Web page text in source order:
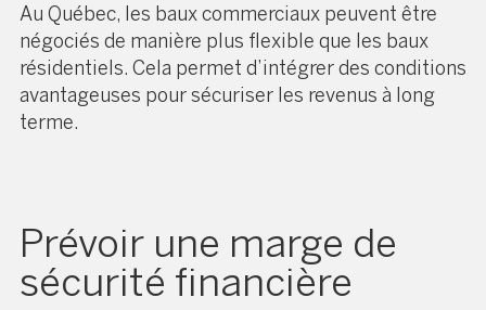
Au Québec, les baux commerciaux peuvent être
négociés de manière plus flexible que les baux
résidentiels. Cela permet d’intégrer des conditions
avantageuses pour sécuriser les revenus à long
terme.
Prévoir une marge de
sécurité financière